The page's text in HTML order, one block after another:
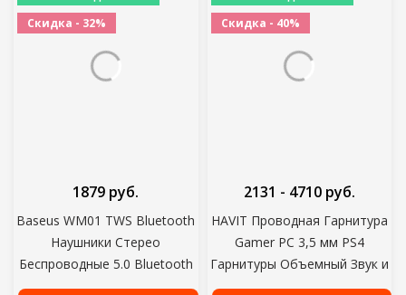
Скидка - 32%
Baseus WM01 TWS Bluetooth
Наушники Стерео
Беспроводные 5.0 Bluetooth
Наушники Сенсорное
1879 руб.
Скидка - 40%
HAVIT Проводная Гарнитура
Gamer PC 3,5 мм PS4
Гарнитуры Объемный Звук и
HD Микрофон Игровой
2131 - 4710 руб.